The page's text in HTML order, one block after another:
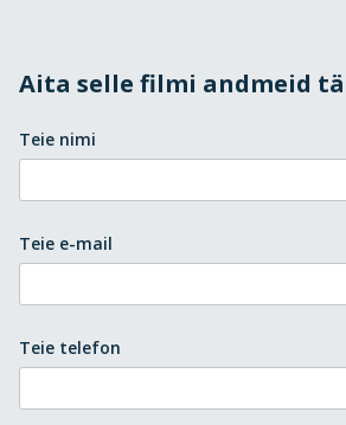
Aita selle filmi andmeid
Teie nimi
Teie e-mail
Teie telefon